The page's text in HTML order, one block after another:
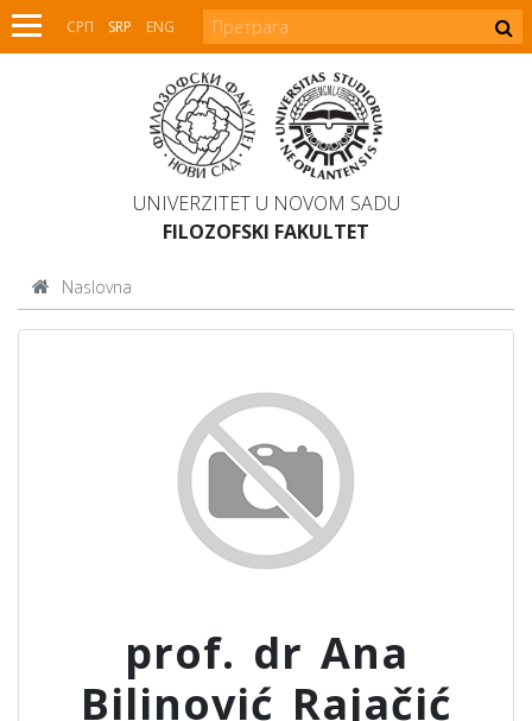
СРП SRP ENG
UNIVERZITET U NOVOM SADU
FILOZOFSKI FAKULTET
Naslovna
prof. dr Ana
Bilinović Rajačić